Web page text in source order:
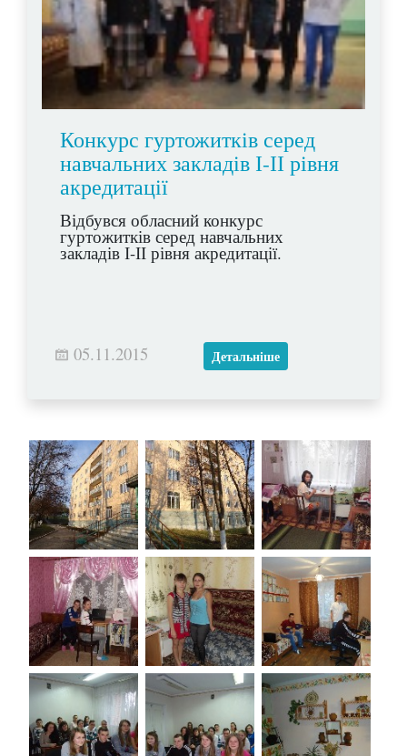
Конкурс гуртожитків серед
навчальних закладів І-ІІ рівня
акредитації
Відбувся обласний конкурс
гуртожитків серед навчальних
закладів І-ІІ рівня акредитації.
05.11.2015 Детальніше